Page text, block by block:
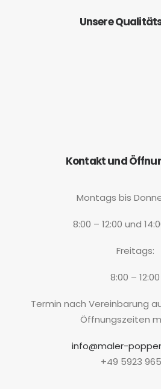
Unsere
Kontakt und
Montags bis
8:00 – 12:00 und
Freitags:
8:00 – 12:00
Termin nach Vereinbarung
Öffnungszeiten
info@maler-
+49 5923